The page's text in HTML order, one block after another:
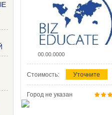
00.00.0000
Стоимость: Уточните
Город не указан